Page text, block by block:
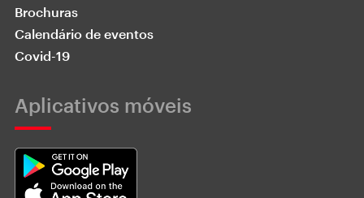
Brochuras
Calendário de eventos
Covid-19
Aplicativos móveis